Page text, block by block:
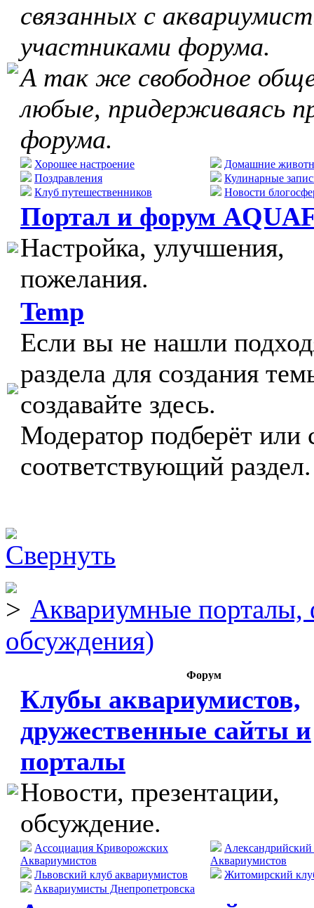
связанных с
участниками форума.
А так же свободное
любые, придерживаясь
форума.
Хорошее настроение
Поздравления
Клуб путешественников
Домашние
Кулинарные
Новости
Портал и форум
Настройка, улучшения,
пожелания.
Temp
Если вы не нашли
раздела для создания
создавайте здесь.
Модератор подберёт или
соответствующий раздел.
Аквариумные
обсуждения)
Форум
Клубы аквариумистов,
дружественные сайты и
порталы
Новости, презентации,
обсуждение.
Ассоциация Криворожских
Аквариумистов
Львовский клуб аквариумистов
Аквариумисты Днепропетровска
Аквариумистов
Житомирский